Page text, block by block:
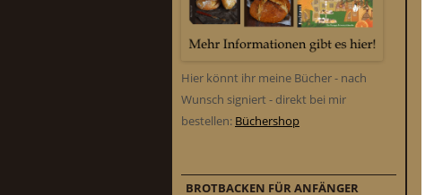
Hier könnt ihr meine Bücher - nach
Wunsch signiert - direkt bei mir
bestellen: Büchershop
BROTBACKEN FÜR ANFÄNGER